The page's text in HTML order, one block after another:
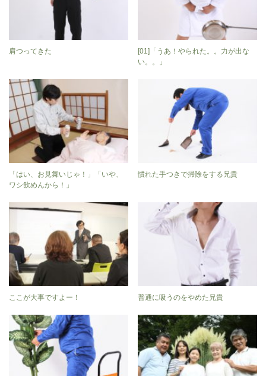
肩つってきた
[01]「うあ！やられた。。力が出な
い。。」
「はい、お見舞いじゃ！」「いや、
ワシ飲めんから！」
慣れた手つきで掃除をする兄貴
ここが大事ですよー！ 普通に吸うのをやめた兄貴